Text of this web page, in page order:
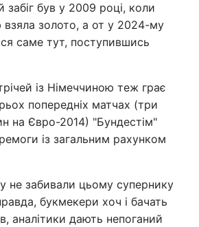
забіг був у 2009 році, коли
золото, а от у 2024-му
саме тут, поступившись
із Німеччиною теж грає
попередніх матчах (три
на Євро-2014) "Бундестім"
із загальним рахунком
не забивали цьому супернику
букмекери хоч і бачать
аналітики дають непоганий